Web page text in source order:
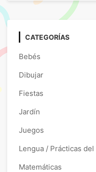
CATEGORÍAS
Bebés
Dibujar
Fiestas
Jardín
Juegos
Lengua / Prácticas
Matemáticas